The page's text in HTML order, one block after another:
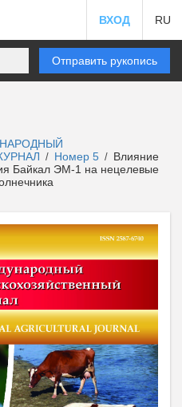
ВХОД RU
Отправить рукопись
/ Номер 5 / Влияние
Байкал ЭМ-1 на нецелевые